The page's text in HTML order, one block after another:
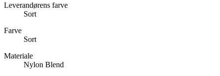
Leverandørens farve
Sort
Farve
Sort
Materiale
Nylon Blend